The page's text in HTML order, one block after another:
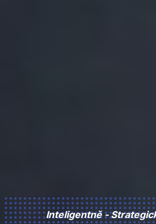
Inteligentně -